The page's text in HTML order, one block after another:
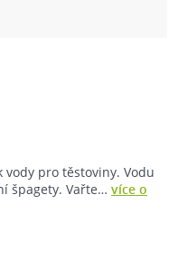
pro těstoviny. Vodu
špagety. Vařte… více o